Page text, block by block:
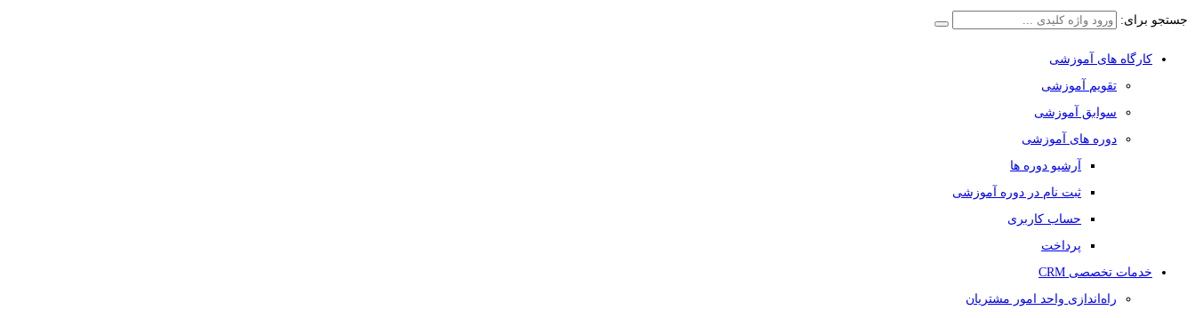
جستجو برای:
کارگاه های آموزشی
تقویم آموزشی
سوابق آموزشی
دوره های آموزشی
آرشیو دوره ها
ثبت نام در دوره آموزشی
حساب کاربری
پرداخت
خدمات تخصصی CRM
راه‌اندازی واحد امور مشتریان